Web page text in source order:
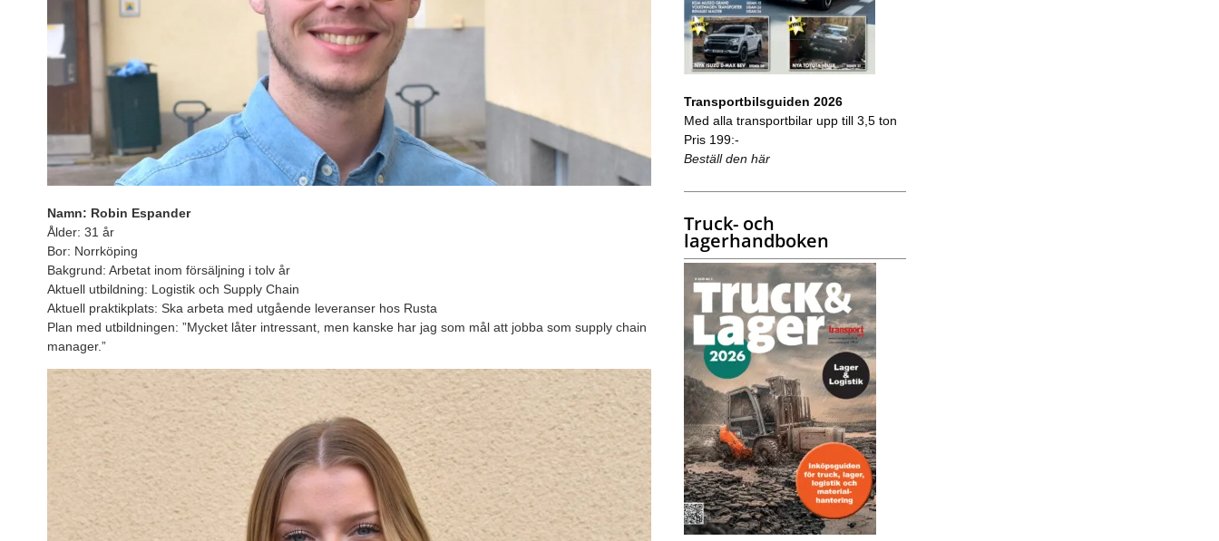
Namn: Robin Espander
Ålder: 31 år
Bor: Norrköping
Bakgrund: Arbetat inom försäljning i tolv år
Aktuell utbildning: Logistik och Supply Chain
Aktuell praktikplats: Ska arbeta med utgående leveranser hos Rusta
Plan med utbildningen: ”Mycket låter intressant, men kanske har jag som mål att jobba som supply chain
manager.”
Transportbilsguiden 2026
Med alla transportbilar upp till 3,5 ton
Pris 199:-
Beställ den här
Truck- och
lagerhandboken